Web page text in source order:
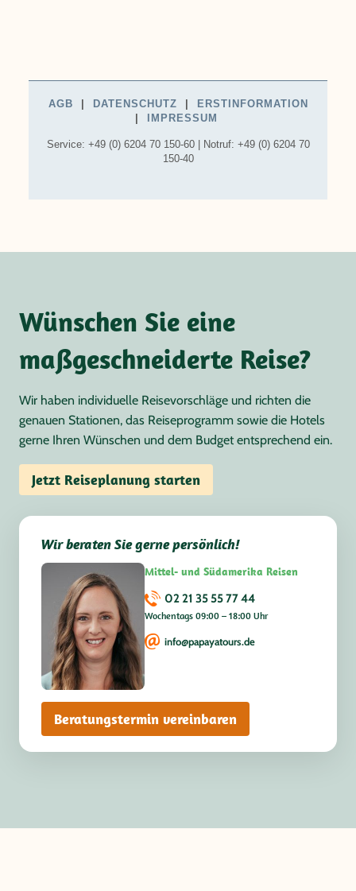
Wünschen Sie eine
maßgeschneiderte Reise?
Wir haben individuelle Reisevorschläge und richten die
genauen Stationen, das Reiseprogramm sowie die Hotels
gerne Ihren Wünschen und dem Budget entsprechend ein.
Jetzt Reiseplanung starten
Wir beraten Sie gerne persönlich!
Mittel- und Südamerika Reisen
02 21 35 55 77 44
Wochentags 09:00 – 18:00 Uhr
info@papayatours.de
Beratungstermin vereinbaren